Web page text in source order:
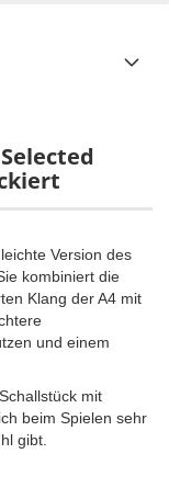
Version des
kombiniert die
Klang der A4 mit
und einem
mit
beim Spielen sehr
gibt.